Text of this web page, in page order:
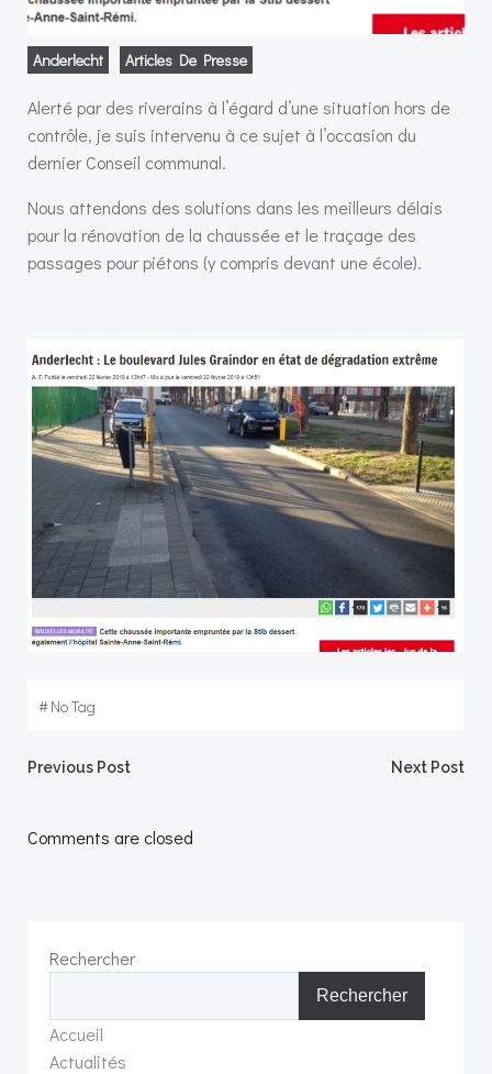
Anderlecht Articles De Presse
Alerté par des riverains à l’égard d’une situation hors de
contrôle, je suis intervenu à ce sujet à l’occasion du
dernier Conseil communal.
Nous attendons des solutions dans les meilleurs délais
pour la rénovation de la chaussée et le traçage des
passages pour piétons (y compris devant une école).
#No Tag
Post
navigation
Previous Post Next Post
Comments are closed
Rechercher
Rechercher
Accueil
Actualités